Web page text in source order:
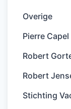
Overige
Pierre Capel
Robert
Robert
Stichting